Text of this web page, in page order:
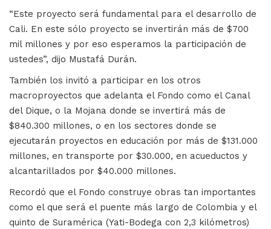
“Este proyecto será fundamental para el desarrollo de
Cali. En este sólo proyecto se invertirán más de $700
mil millones y por eso esperamos la participación de
ustedes”, dijo Mustafá Durán.
También los invitó a participar en los otros
macroproyectos que adelanta el Fondo como el Canal
del Dique, o la Mojana donde se invertirá más de
$840.300 millones, o en los sectores donde se
ejecutarán proyectos en educación por más de $131.000
millones, en transporte por $30.000, en acueductos y
alcantarillados por $40.000 millones.
Recordó que el Fondo construye obras tan importantes
como el que será el puente más largo de Colombia y el
quinto de Suramérica (Yati-Bodega con 2,3 kilómetros)